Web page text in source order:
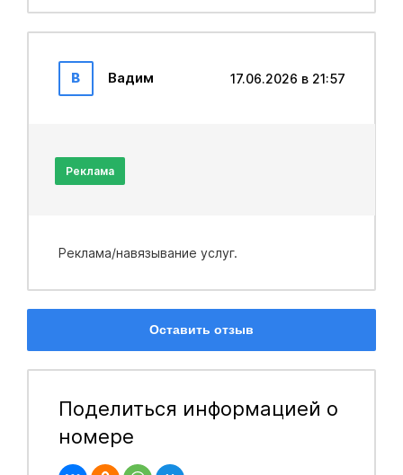
В Вадим 17.06.2026 в 21:57
Реклама
Реклама/навязывание услуг.
Оставить отзыв
Поделиться информацией о
номере